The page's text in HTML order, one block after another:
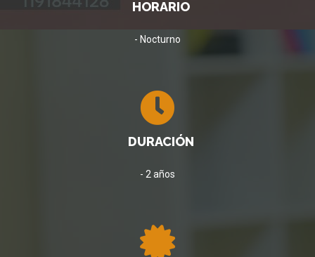
HORARIO
- Nocturno
DURACIÓN
- 2 años